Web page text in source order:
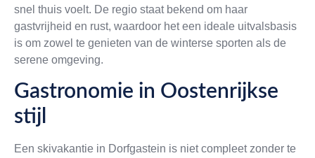
snel thuis voelt. De regio staat bekend om haar
gastvrijheid en rust, waardoor het een ideale uitvalsbasis
is om zowel te genieten van de winterse sporten als de
serene omgeving.
Gastronomie in Oostenrijkse
stijl
Een skivakantie in Dorfgastein is niet compleet zonder te